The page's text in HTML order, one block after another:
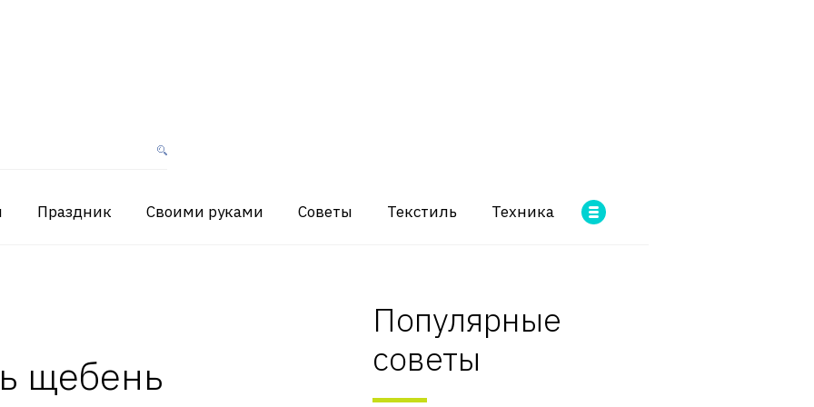
Праздник Своими руками Советы Текстиль Техника
щебень
Популярные
советы